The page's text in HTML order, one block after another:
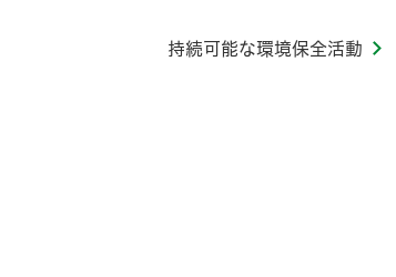
持続可能な環境保全活動